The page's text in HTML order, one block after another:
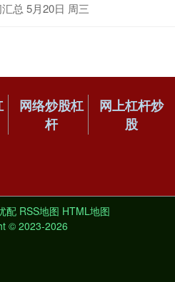
总 5月20日 周三
网络炒股杠
杆
网上杠杆炒
股
配 RSS地图 HTML地图
© 2023-2026